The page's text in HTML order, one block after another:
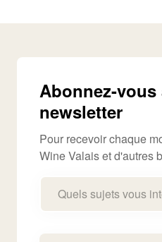
Abonnez-vous
newsletter
Pour recevoir chaque
Wine Valais et d'autres
Quels sujets vous